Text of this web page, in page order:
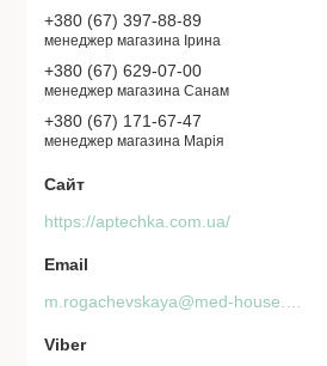
+380 (67) 397-88-89
менеджер магазина Ірина
+380 (67) 629-07-00
менеджер магазина Санам
+380 (67) 171-67-47
менеджер магазина Марія
https://aptechka.com.ua/